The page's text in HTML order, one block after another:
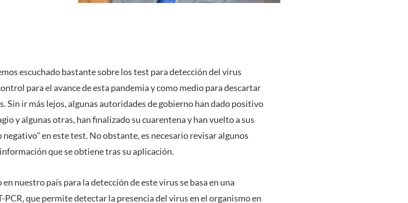
escuchado bastante sobre los test para detección del virus
para el avance de esta pandemia y como medio para descartar
Sin ir más lejos, algunas autoridades de gobierno han dado positivo
y algunas otras, han finalizado su cuarentena y han vuelto a sus
en este test. No obstante, es necesario revisar algunos
que se obtiene tras su aplicación.
nuestro país para la detección de este virus se basa en una
que permite detectar la presencia del virus en el organismo en